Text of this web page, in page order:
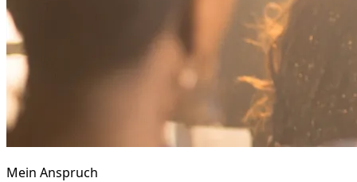
Mein Anspruch